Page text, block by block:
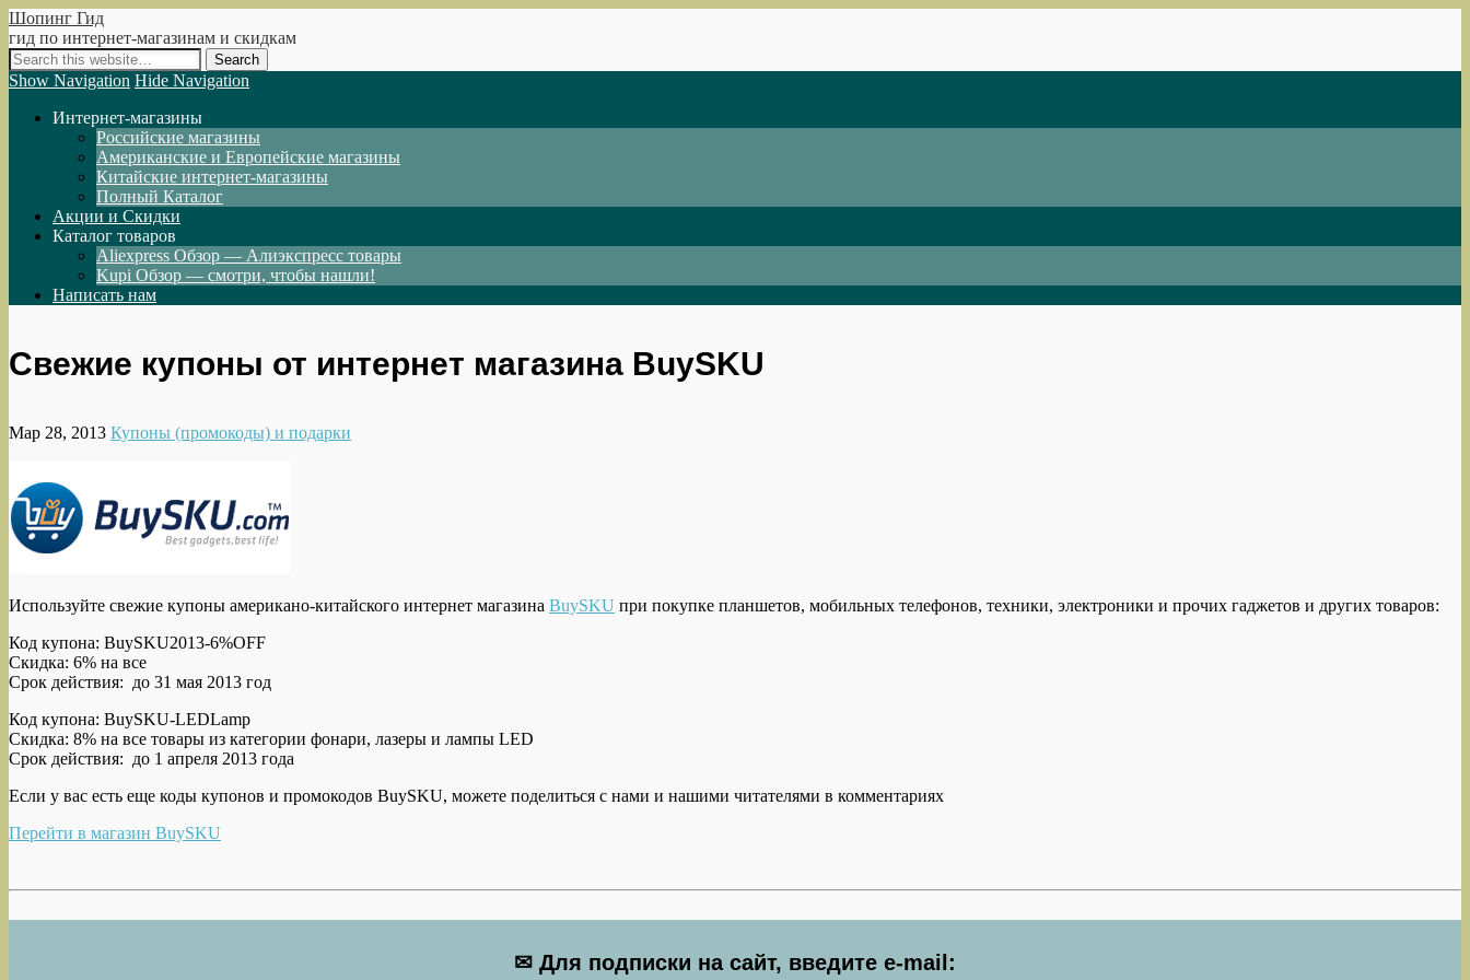
Шопинг Гид
гид по интернет-магазинам и скидкам
Show Navigation Hide Navigation
Интернет-магазины
Российские магазины
Американские и Европейские магазины
Китайские интернет-магазины
Полный Каталог
Акции и Скидки
Каталог товаров
Aliexpress Обзор — Алиэкспресс товары
Kupi Обзор — смотри, чтобы нашли!
Написать нам
Свежие купоны от интернет магазина BuySKU
Мар 28, 2013 Купоны (промокоды) и подарки
Используйте свежие купоны американо-китайского интернет магазина BuySKU при покупке планшетов, мобильных телефонов, техники, электроники и прочих гаджетов и других товаров:
Код купона: BuySKU2013-6%OFF
Скидка: 6% на все
Срок действия: до 31 мая 2013 год
Код купона: BuySKU-LEDLamp
Скидка: 8% на все товары из категории фонари, лазеры и лампы LED
Срок действия: до 1 апреля 2013 года
Если у вас есть еще коды купонов и промокодов BuySKU, можете поделиться с нами и нашими читателями в комментариях
Перейти в магазин BuySKU
✉ Для подписки на сайт, введите e-mail: